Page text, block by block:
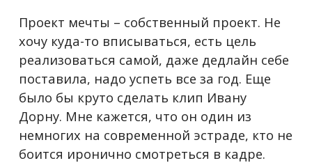
Проект мечты – собственный проект. Не
хочу куда-то вписываться, есть цель
реализоваться самой, даже дедлайн себе
поставила, надо успеть все за год. Еще
было бы круто сделать клип Ивану
Дорну. Мне кажется, что он один из
немногих на современной эстраде, кто не
боится иронично смотреться в кадре.